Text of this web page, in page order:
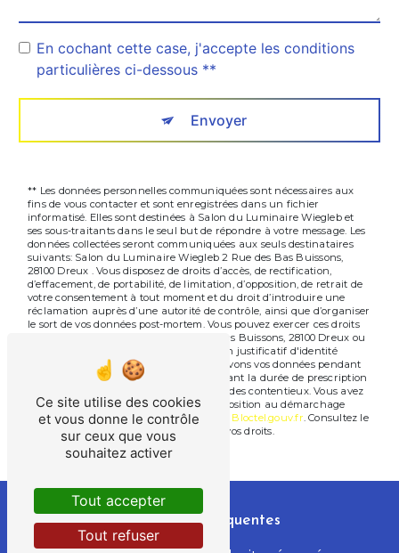
En cochant cette case, j'accepte les conditions
particulières ci-dessous **
Envoyer
** Les données personnelles communiquées sont nécessaires aux
fins de vous contacter et sont enregistrées dans un fichier
informatisé. Elles sont destinées à Salon du Luminaire Wiegleb et
ses sous-traitants dans le seul but de répondre à votre message. Les
données collectées seront communiquées aux seuls destinataires
suivants: Salon du Luminaire Wiegleb 2 Rue des Bas Buissons,
28100 Dreux . Vous disposez de droits d’accès, de rectification,
d’effacement, de portabilité, de limitation, d’opposition, de retrait de
votre consentement à tout moment et du droit d’introduire une
réclamation auprès d’une autorité de contrôle, ainsi que d’organiser
le sort de vos données post-mortem. Vous pouvez exercer ces droits
par voie postale à l'adresse 2 Rue des Bas Buissons, 28100 Dreux ou
par courrier électronique à l'adresse . Un justificatif d'identité
pourra vous être demandé. Nous conservons vos données pendant
la période de prise de contact puis pendant la durée de prescription
légale aux fins probatoires et de gestion des contentieux. Vous avez
le droit de vous inscrire sur la liste d'opposition au démarchage
téléphonique, disponible à cette adresse: Bloctel.gouv.fr. Consultez le
site cnil.fr pour plus d’informations sur vos droits.
Recherches fréquentes
Ce site utilise des cookies
et vous donne le contrôle
sur ceux que vous
souhaitez activer
Tout accepter
Tout refuser